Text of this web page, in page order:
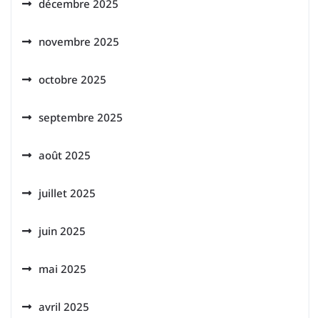
décembre 2025
novembre 2025
octobre 2025
septembre 2025
août 2025
juillet 2025
juin 2025
mai 2025
avril 2025